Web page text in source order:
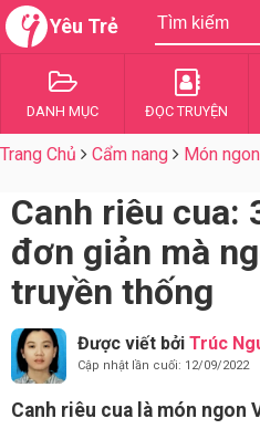
Yêu Trẻ
DANH MỤC ĐỌC TRUYỆN
Trang Chủ Cẩm nang Món ngon
Canh riêu cua:
đơn giản mà
truyền thống
Được viết bởi Trúc
Cập nhật lần cuối: 12/09/2022
Canh riêu cua là món ngon